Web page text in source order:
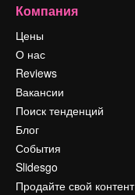
Компания
Цены
О нас
Reviews
Вакансии
Поиск тенденций
Блог
События
Slidesgo
Продайте свой контент